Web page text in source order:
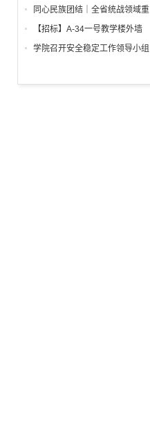
铝合金窗深化设计、制作安装招
标公告
同心民族团结｜全省统战领域重
点工作推进会召开
【招标】A-34一号教学楼外墙
保温及饰面工程招标公告
学院召开安全稳定工作领导小组
校园安全工作